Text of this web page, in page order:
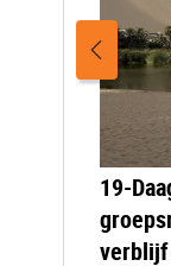
19-
verblijf